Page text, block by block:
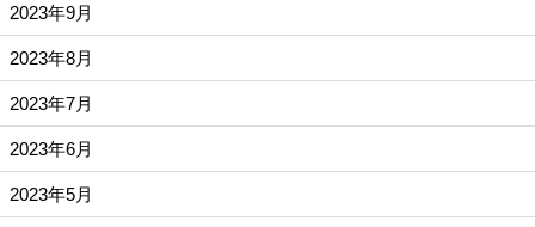
2023年9月
2023年8月
2023年7月
2023年6月
2023年5月